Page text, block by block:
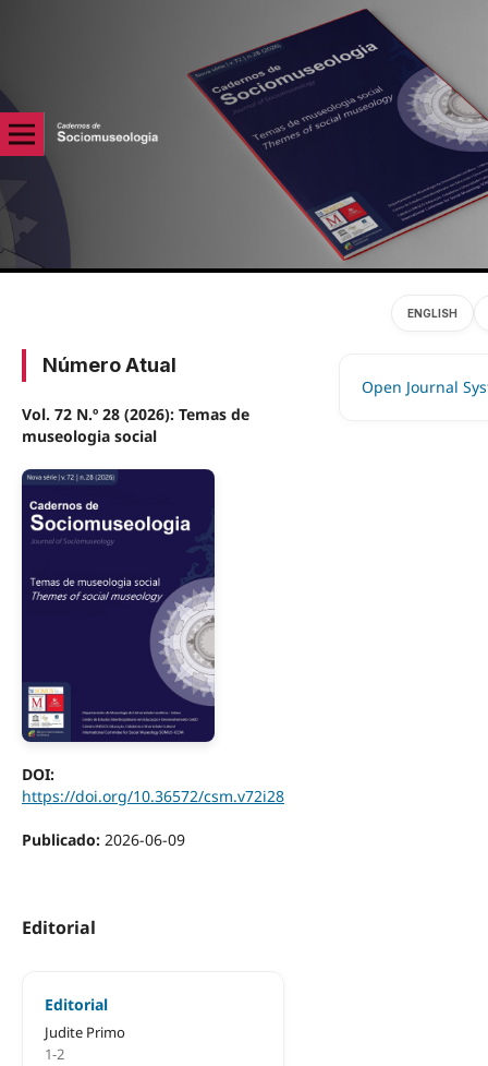
Número Atual
Vol. 72 N.º 28 (2026): Temas de
museologia social
DOI:
https://doi.org/10.36572/csm.v72i28
Publicado: 2026-06-09
Editorial
Editorial
Judite Primo
1-2
ENGLISH
Open Journal